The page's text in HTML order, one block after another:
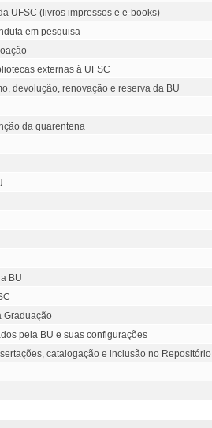
UFSC (livros impressos e e-books)
em pesquisa
externas à UFSC
devolução, renovação e reserva da BU
da quarentena
BU
Graduação
pela BU e suas configurações
catalogação e inclusão no Repositório